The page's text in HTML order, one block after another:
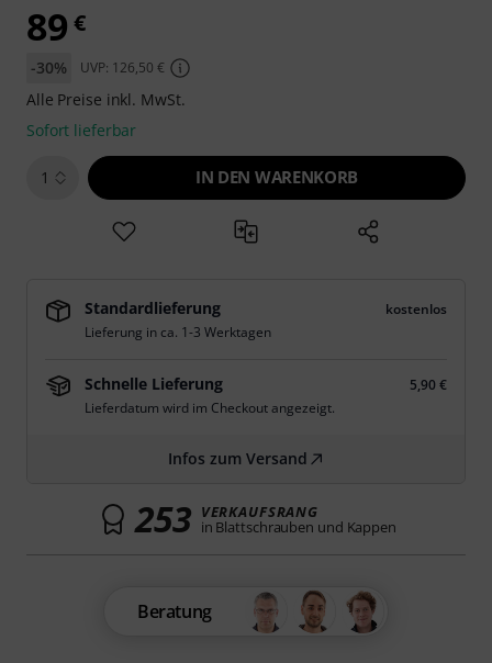
89 €
-30% UVP: 126,50 €
Alle Preise inkl. MwSt.
Sofort lieferbar
1 IN DEN WARENKORB
Standardlieferung
kostenlos
Lieferung in ca. 1-3 Werktagen
Schnelle Lieferung
5,90 €
Lieferdatum wird im Checkout angezeigt.
Infos zum Versand
253 VERKAUFSRANG
in Blattschrauben und Kappen
Beratung